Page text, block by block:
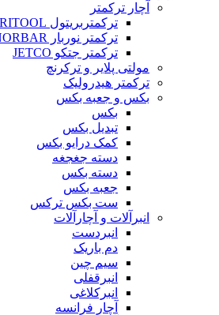
آچار ترکمتر
ترکمتربریتول BRITOOL
ترکمتر نوربار NORBAR
ترکمتر جتکو JETCO
مولتی پلایر و ترکرنچ
ترکمتر هیدرولیک
بکس و جعبه بکس
بکس
تبدیل بکس
کمک درایو بکس
دسته جغجغه
دسته بکس
جعبه بکس
ست بکس ترکس
انبرآلات و آچارآلات
انبردست
دم باریک
سیم چین
انبرقفلی
انبرکلاغی
آچار فرانسه